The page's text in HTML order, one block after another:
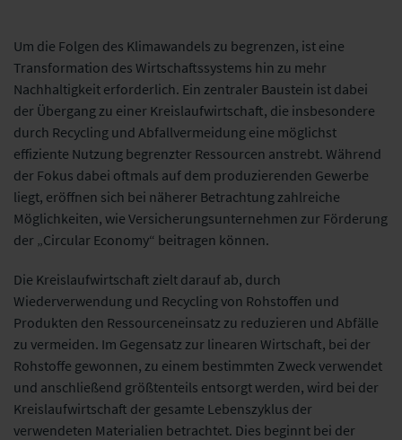
Um die Folgen des Klimawandels zu begrenzen, ist eine
Transformation des Wirtschaftssystems hin zu mehr
Nachhaltigkeit erforderlich. Ein zentraler Baustein ist dabei
der Übergang zu einer Kreislaufwirtschaft, die insbesondere
durch Recycling und Abfallvermeidung eine möglichst
effiziente Nutzung begrenzter Ressourcen anstrebt. Während
der Fokus dabei oftmals auf dem produzierenden Gewerbe
liegt, eröffnen sich bei näherer Betrachtung zahlreiche
Möglichkeiten, wie Versicherungsunternehmen zur Förderung
der „Circular Economy“ beitragen können.
Die Kreislaufwirtschaft zielt darauf ab, durch
Wiederverwendung und Recycling von Rohstoffen und
Produkten den Ressourceneinsatz zu reduzieren und Abfälle
zu vermeiden. Im Gegensatz zur linearen Wirtschaft, bei der
Rohstoffe gewonnen, zu einem bestimmten Zweck verwendet
und anschließend größtenteils entsorgt werden, wird bei der
Kreislaufwirtschaft der gesamte Lebenszyklus der
verwendeten Materialien betrachtet. Dies beginnt bei der